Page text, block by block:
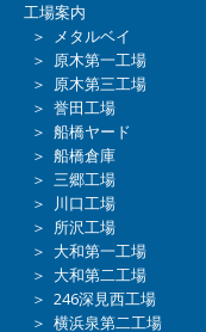
工場案内
＞ メタルベイ
＞ 原木第一工場
＞ 原木第三工場
＞ 誉田工場
＞ 船橋ヤード
＞ 船橋倉庫
＞ 三郷工場
＞ 川口工場
＞ 所沢工場
＞ 大和第一工場
＞ 大和第二工場
＞ 246深見西工場
＞ 横浜泉第二工場